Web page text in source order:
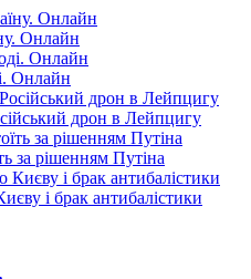
Онлайн
Онлайн
дрон в Лейпцигу
за рішенням Путіна
і брак антибалістики